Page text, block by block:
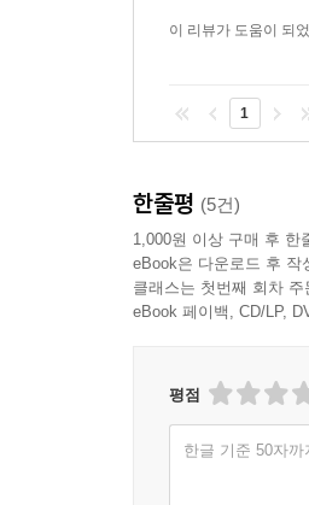
이 리뷰가 도움이 되
1
한줄평 (5건)
1,000원 이상 구매 후 한
eBook은 다운로드 후 작
클래스는 첫번째 회차
eBook 페이백, CD/LP,
평점
한글 기준 50자까